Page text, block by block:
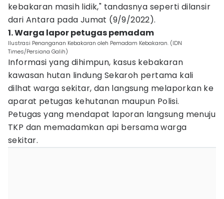
kebakaran masih lidik," tandasnya seperti dilansir
dari Antara pada Jumat (9/9/2022).
1. Warga lapor petugas pemadam
Ilustrasi Penanganan Kebakaran oleh Pemadam Kebakaran. (IDN
Times/Persiana Galih)
Informasi yang dihimpun, kasus kebakaran
kawasan hutan lindung Sekaroh pertama kali
dilhat warga sekitar, dan langsung melaporkan ke
aparat petugas kehutanan maupun Polisi.
Petugas yang mendapat laporan langsung menuju
TKP dan memadamkan api bersama warga
sekitar.